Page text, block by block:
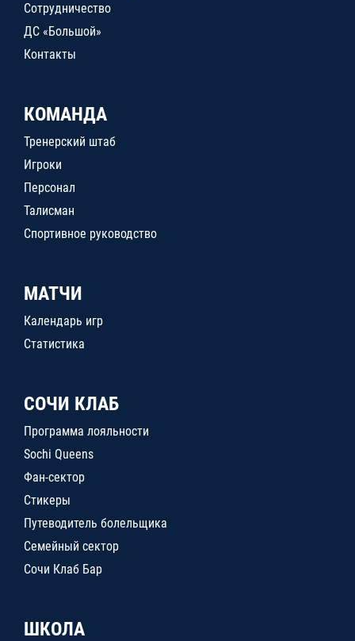
Сотрудничество
ДС «Большой»
Контакты
КОМАНДА
Тренерский штаб
Игроки
Персонал
Талисман
Спортивное руководство
МАТЧИ
Календарь игр
Статистика
СОЧИ КЛАБ
Программа лояльности
Sochi Queens
Фан-сектор
Стикеры
Путеводитель болельщика
Семейный сектор
Сочи Клаб Бар
ШКОЛА